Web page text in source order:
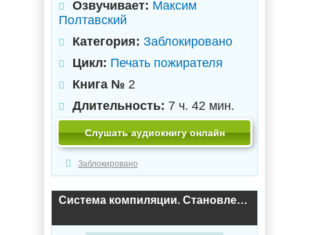
Озвучивает: Максим
Полтавский
Категория: Заблокировано
Цикл: Печать пожирателя
Книга № 2
Длительность: 7 ч. 42 мин.
Слушать аудиокнигу онлайн
Заблокировано
Система компиляции. Становление / Джон Демидов (2)